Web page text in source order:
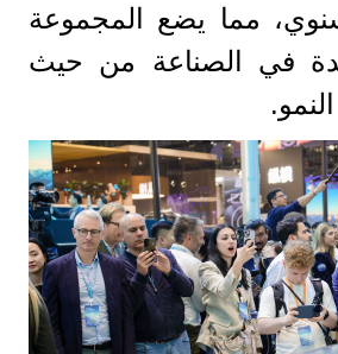
مما يضع المجموعة
في الصناعة من حيث